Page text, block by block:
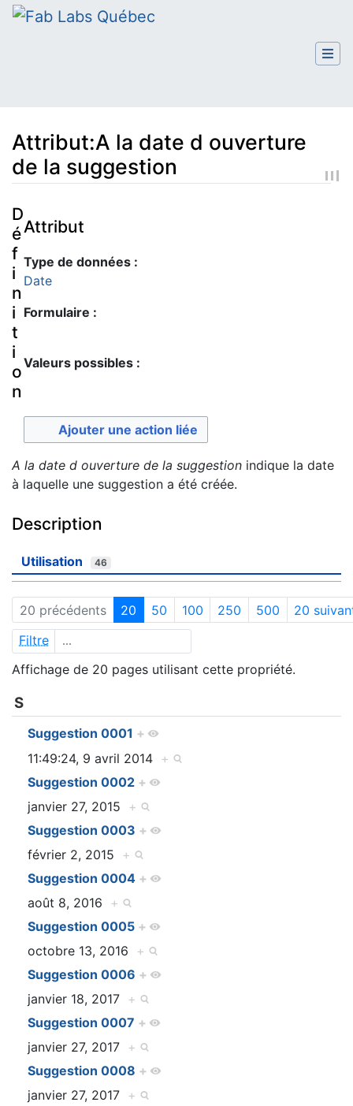
Attribut:A la date d ouverture
de la suggestion
Aller à :
Attribut
Type de données :
Date
Formulaire :
Valeurs possibles :
Ajouter une action liée
D
é
f
i
n
i
t
i
o
n
A la date d ouverture de la suggestion indique la date
à laquelle une suggestion a été créée.
Description
Utilisation 46
20 précédents 20 50 100 250 500
20
Filtre
Affichage de 20 pages utilisant cette propriété.
S
Suggestion 0001 +
11:49:24, 9 avril 2014 +
Suggestion 0002 +
janvier 27, 2015 +
Suggestion 0003 +
février 2, 2015 +
Suggestion 0004 +
août 8, 2016 +
Suggestion 0005 +
octobre 13, 2016 +
Suggestion 0006 +
janvier 18, 2017 +
Suggestion 0007 +
janvier 27, 2017 +
Suggestion 0008 +
janvier 27, 2017 +